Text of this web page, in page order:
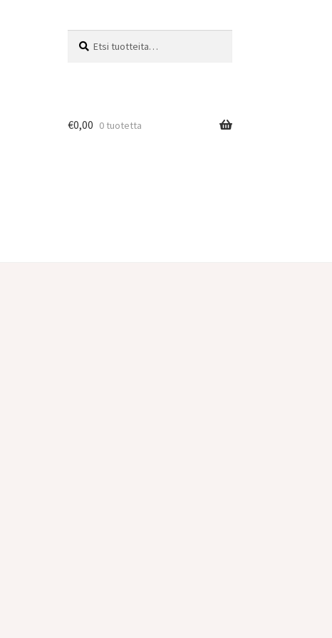
€0,00 0 tuotetta